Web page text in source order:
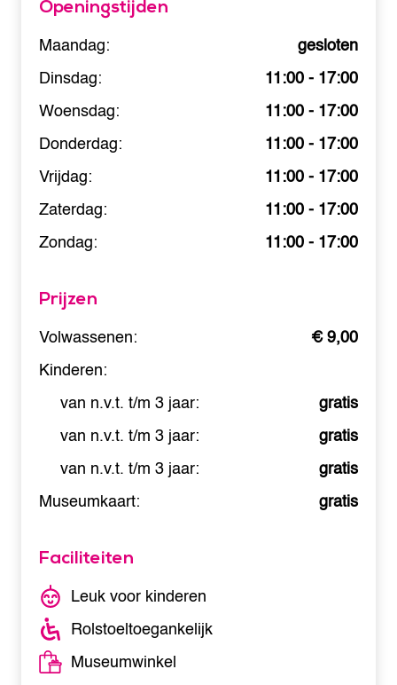
Openingstijden
Maandag:
gesloten
Dinsdag:
11:00 - 17:00
Woensdag:
11:00 - 17:00
Donderdag:
11:00 - 17:00
Vrijdag:
11:00 - 17:00
Zaterdag:
11:00 - 17:00
Zondag:
11:00 - 17:00
Prijzen
Volwassenen:
€ 9,00
Kinderen:
van n.v.t. t/m 3 jaar:
gratis
van n.v.t. t/m 3 jaar:
gratis
van n.v.t. t/m 3 jaar:
gratis
Museumkaart:
gratis
Faciliteiten
Leuk voor kinderen
Rolstoeltoegankelijk
Museumwinkel